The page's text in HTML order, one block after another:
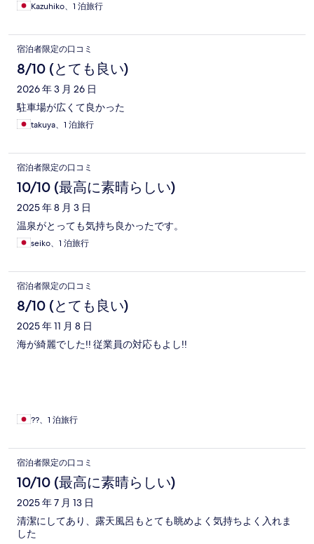
Kazuhiko、1 泊旅行
宿泊者限定の口コミ
8/10 (とても良い)
2026 年 3 月 26 日
駐車場が広くて良かった
takuya、1 泊旅行
宿泊者限定の口コミ
10/10 (最高に素晴らしい)
2025 年 8 月 3 日
温泉がとっても気持ち良かったです。
seiko、1 泊旅行
宿泊者限定の口コミ
8/10 (とても良い)
2025 年 11 月 8 日
海が綺麗でした!! 従業員の対応もよし!!
??、1 泊旅行
宿泊者限定の口コミ
10/10 (最高に素晴らしい)
2025 年 7 月 13 日
清潔にしてあり、露天風呂もとても眺めよく気持ちよく入れま
した